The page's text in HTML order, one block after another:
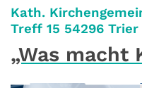
Kath.
Treff 15 54296 Trier:
„Was macht